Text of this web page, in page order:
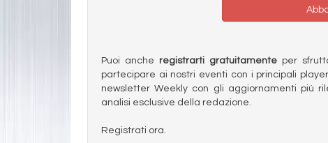
Puoi anche registrarti gratuitamenteper
partecipare ai nostri eventi con i principali
newsletter Weekly con gli aggiornamenti più
analisi esclusive della redazione.
Registrati ora.